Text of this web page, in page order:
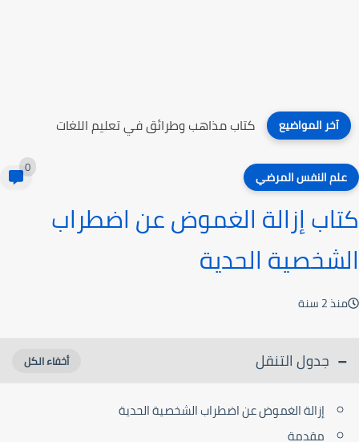
آخر المواضيع كتاب مذاهب وطرائق في تعليم اللغات
علم النفس المرضي 0
كتاب إزالة الغموض عن اضطراب
الشخصية الحدية
منذ 2 سنة
جدول التنقل
إزالة الغموض عن اضطراب الشخصية الحدية
مقدمة